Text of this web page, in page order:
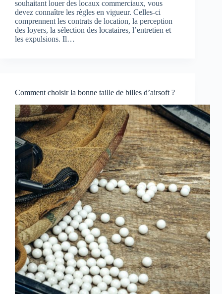
souhaitant louer des locaux commerciaux, vous
devez connaître les règles en vigueur. Celles-ci
comprennent les contrats de location, la perception
des loyers, la sélection des locataires, l’entretien et
les expulsions. Il…
Comment choisir la bonne taille de billes d’airsoft ?